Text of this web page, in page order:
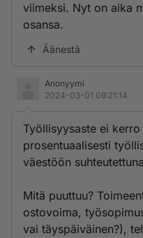
viimeksi. Nyt on aika
osansa.
Äänestä
Anonyymi
2024-03-01 09:21:14
Työllisyysaste ei
prosentuaalisesti
väestöön
Mitä puuttuu?
ostovoima,
vai täyspäiväinen?),